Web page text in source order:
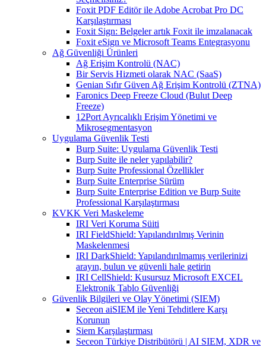
Foxit PDF Editör ile Adobe Acrobat Pro DC
Karşılaştırması
Foxit Sign: Belgeler artık Foxit ile imzalanacak
Foxit eSign ve Microsoft Teams Entegrasyonu
Ağ Güvenliği Ürünleri
Ağ Erişim Kontrolü (NAC)
Bir Servis Hizmeti olarak NAC (SaaS)
Genian Sıfır Güven Ağ Erişim Kontrolü (ZTNA)
Faronics Deep Freeze Cloud (Bulut Deep
Freeze)
12Port Ayrıcalıklı Erişim Yönetimi ve
Mikrosegmentasyon
Uygulama Güvenlik Testi
Burp Suite: Uygulama Güvenlik Testi
Burp Suite ile neler yapılabilir?
Burp Suite Professional Özellikler
Burp Suite Enterprise Sürüm
Burp Suite Enterprise Edition ve Burp Suite
Professional Karşılaştırması
KVKK Veri Maskeleme
IRI Veri Koruma Süiti
IRI FieldShield: Yapılandırılmış Verinin
Maskelenmesi
IRI DarkShield: Yapılandırılmamış verilerinizi
arayın, bulun ve güvenli hale getirin
IRI CellShield: Kusursuz Microsoft EXCEL
Elektronik Tablo Güvenliği
Güvenlik Bilgileri ve Olay Yönetimi (SIEM)
Seceon aiSIEM ile Yeni Tehditlere Karşı
Korunun
Siem Karşılaştırması
Seceon Türkiye Distribütörü | AI SIEM, XDR ve